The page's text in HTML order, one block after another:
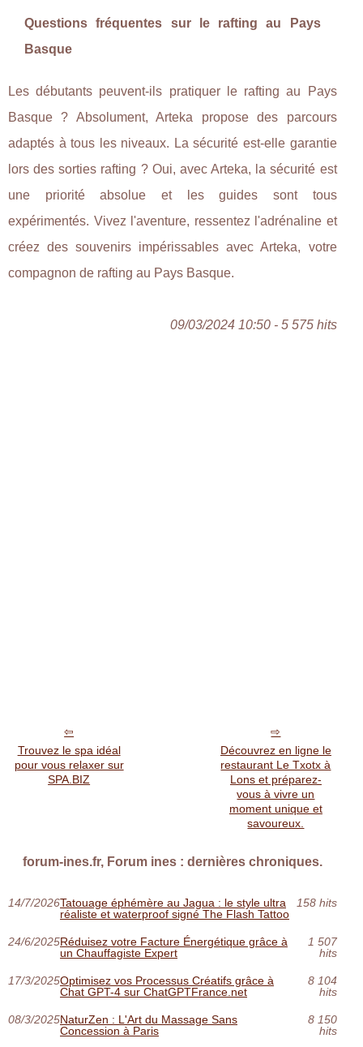
Questions fréquentes sur le rafting au Pays
Basque
Les débutants peuvent-ils pratiquer le rafting au Pays
Basque ? Absolument, Arteka propose des parcours
adaptés à tous les niveaux. La sécurité est-elle garantie
lors des sorties rafting ? Oui, avec Arteka, la sécurité est
une priorité absolue et les guides sont tous
expérimentés. Vivez l'aventure, ressentez l'adrénaline et
créez des souvenirs impérissables avec Arteka, votre
compagnon de rafting au Pays Basque.
09/03/2024 10:50 - 5 575 hits
Trouvez le spa idéal
pour vous relaxer sur
SPA.BIZ
Découvrez en ligne le
restaurant Le Txotx à
Lons et préparez-
vous à vivre un
moment unique et
savoureux.
forum-ines.fr, Forum ines : dernières chroniques.
14/7/2026Tatouage éphémère au Jagua : le style ultra
réaliste et waterproof signé The Flash Tattoo
158 hits
24/6/2025Réduisez votre Facture Énergétique grâce à
un Chauffagiste Expert
1 507
hits
17/3/2025Optimisez vos Processus Créatifs grâce à
Chat GPT-4 sur ChatGPTFrance.net
8 104
hits
08/3/2025NaturZen : L'Art du Massage Sans
Concession à Paris
8 150
hits